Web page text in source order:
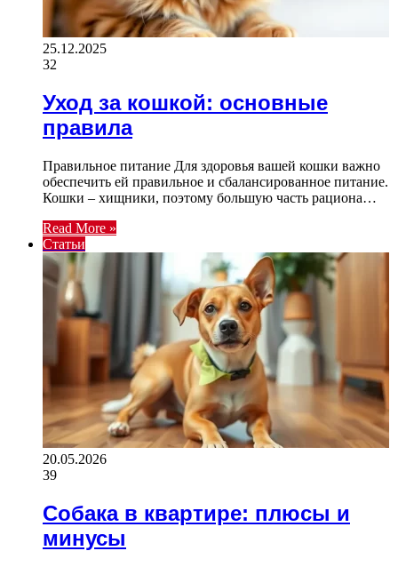
25.12.2025
32
Уход за кошкой: основные
правила
Правильное питание Для здоровья вашей кошки важно
обеспечить ей правильное и сбалансированное питание.
Кошки – хищники, поэтому большую часть рациона…
Read More »
Статьи
20.05.2026
39
Собака в квартире: плюсы и
минусы